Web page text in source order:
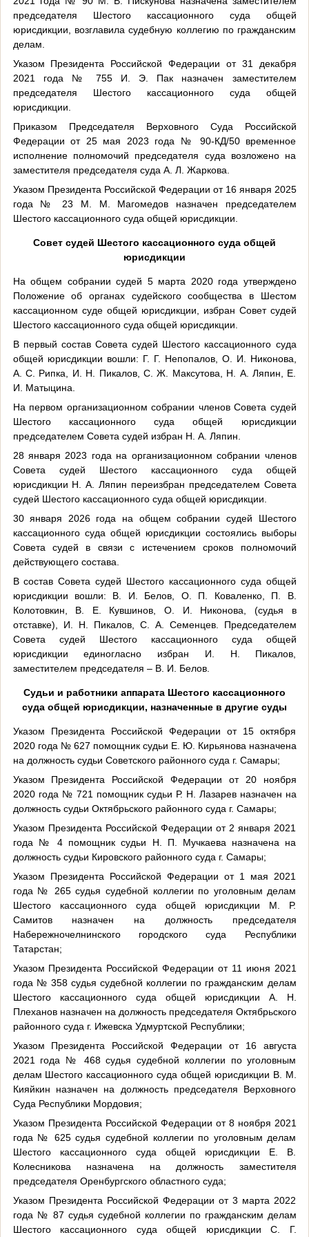
председателя Шестого кассационного суда общей
юрисдикции, возглавила судебную коллегию по гражданским
делам.
Указом Президента Российской Федерации от 31 декабря
2021 года № 755 И. Э. Пак назначен заместителем
председателя Шестого кассационного суда общей
юрисдикции.
Приказом Председателя Верховного Суда Российской
Федерации от 25 мая 2023 года № 90-КД/50 временное
исполнение полномочий председателя суда возложено на
заместителя председателя суда А. Л. Жаркова.
Указом Президента Российской Федерации от 16 января 2025
года № 23 М. М. Магомедов назначен председателем
Шестого кассационного суда общей юрисдикции.
Совет судей Шестого кассационного суда общей
юрисдикции
На общем собрании судей 5 марта 2020 года утверждено
Положение об органах судейского сообщества в Шестом
кассационном суде общей юрисдикции, избран Совет судей
Шестого кассационного суда общей юрисдикции.
В первый состав Совета судей Шестого кассационного суда
общей юрисдикции вошли: Г. Г. Непопалов, О. И. Никонова,
А. С. Рипка, И. Н. Пикалов, С. Ж. Максутова, Н. А. Ляпин, Е.
И. Матыцина.
На первом организационном собрании членов Совета судей
Шестого кассационного суда общей юрисдикции
председателем Совета судей избран Н. А. Ляпин.
28 января 2023 года на организационном собрании членов
Совета судей Шестого кассационного суда общей
юрисдикции Н. А. Ляпин переизбран председателем Совета
судей Шестого кассационного суда общей юрисдикции.
30 января 2026 года на общем собрании судей Шестого
кассационного суда общей юрисдикции состоялись выборы
Совета судей в связи с истечением сроков полномочий
действующего состава.
В состав Совета судей Шестого кассационного суда общей
юрисдикции вошли: В. И. Белов, О. П. Коваленко, П. В.
Колотовкин, В. Е. Кувшинов, О. И. Никонова, (судья в
отставке), И. Н. Пикалов, С. А. Семенцев. Председателем
Совета судей Шестого кассационного суда общей
юрисдикции единогласно избран И. Н. Пикалов,
заместителем председателя – В. И. Белов.
Судьи и работники аппарата Шестого кассационного
суда общей юрисдикции, назначенные в другие суды
Указом Президента Российской Федерации от 15 октября
2020 года № 627 помощник судьи Е. Ю. Кирьянова назначена
на должность судьи Советского районного суда г. Самары;
Указом Президента Российской Федерации от 20 ноября
2020 года № 721 помощник судьи Р. Н. Лазарев назначен на
должность судьи Октябрьского районного суда г. Самары;
Указом Президента Российской Федерации от 2 января 2021
года № 4 помощник судьи Н. П. Мучкаева назначена на
должность судьи Кировского районного суда г. Самары;
Указом Президента Российской Федерации от 1 мая 2021
года № 265 судья судебной коллегии по уголовным делам
Шестого кассационного суда общей юрисдикции М. Р.
Самитов назначен на должность председателя
Набережночелнинского городского суда Республики
Татарстан;
Указом Президента Российской Федерации от 11 июня 2021
года № 358 судья судебной коллегии по гражданским делам
Шестого кассационного суда общей юрисдикции А. Н.
Плеханов назначен на должность председателя Октябрьского
районного суда г. Ижевска Удмуртской Республики;
Указом Президента Российской Федерации от 16 августа
2021 года № 468 судья судебной коллегии по уголовным
делам Шестого кассационного суда общей юрисдикции В. М.
Кияйкин назначен на должность председателя Верховного
Суда Республики Мордовия;
Указом Президента Российской Федерации от 8 ноября 2021
года № 625 судья судебной коллегии по уголовным делам
Шестого кассационного суда общей юрисдикции Е. В.
Колесникова назначена на должность заместителя
председателя Оренбургского областного суда;
Указом Президента Российской Федерации от 3 марта 2022
года № 87 судья судебной коллегии по гражданским делам
Шестого кассационного суда общей юрисдикции С. Г.